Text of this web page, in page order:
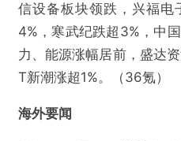
信设备板块领跌，兴福电
4%，寒武纪跌超3%，中
力、能源涨幅居前，盛达
T新潮涨超1%。（36氪）
海外要闻